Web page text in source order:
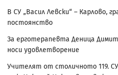
В СУ „Васил Левски“ – Карлово,
постоянство
За ерготерапевта Деница
носи удовлетворение
Учителят от столичното 119. СУ